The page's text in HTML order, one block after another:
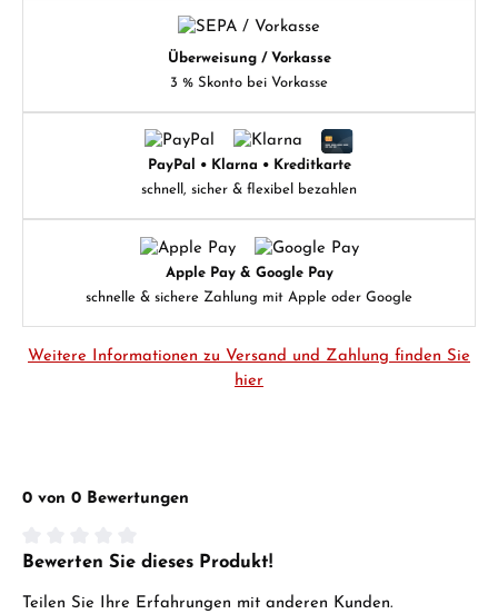
Überweisung / Vorkasse
3 % Skonto bei Vorkasse
PayPal • Klarna • Kreditkarte
schnell, sicher & flexibel bezahlen
Apple Pay & Google Pay
schnelle & sichere Zahlung mit Apple oder Google
Weitere Informationen zu Versand und Zahlung finden Sie
hier
0 von 0 Bewertungen
Durchschnittliche Bewertung von 0 von 5 Sternen
Bewerten Sie dieses Produkt!
Teilen Sie Ihre Erfahrungen mit anderen Kunden.